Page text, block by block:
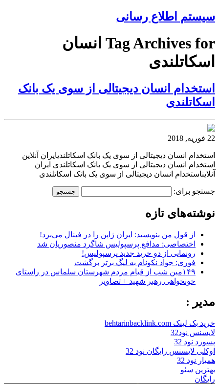
سیستم اطلاع رسانی
Tag Archives for انسان
اسکاتلندی
استخدام انسان دیجیتالی از سوی یک بانک
اسکاتلندی
22 فوریه, 2018
استخدام انسان دیجیتالی از سوی یک بانک اسکاتلندیایران آنلاین
استخدام انسان دیجیتالی از سوی یک بانک اسکاتلندی ایران
آنلایناستخدام انسان دیجیتالی از سوی یک بانک اسکاتلندی
جستجو برای:
نوشته‌های تازه
از قول من بنویسید: ایران ژاپن را در فینال می‌برد!
اختصاصی: مدافع پرسپولیس شاگرد منصوریان شد
رونمایی از دو خرید جدید پرسپولیس!
فوری: جواد نکونام به لیگ برتر برگشت
۱۴۹مین شب از قیام مردم شهرستان سلماس در راستای
خونخواهی رهبر شهید + تصاویر
مدیر :
خرید بک لینک behtarinbacklink.com
لایسنس نود32
پسورد نود 32
اوکلی لایسنس رایگان نود 32
همیار نود 32
بهترین سئو
رایگان